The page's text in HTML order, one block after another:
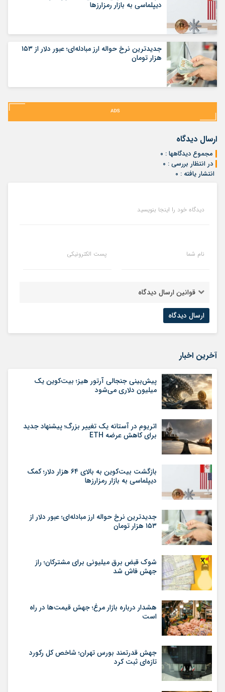
دیپلماسی به بازار رمزارزها
جدیدترین نرخ حواله ارز مبادله‌ای؛ عبور دلار از ۱۵۳
هزار تومان
ارسال دیدگاه
مجموع دیدگاهها : ۰
در انتظار بررسی : ۰
انتشار یافته : ۰
دیدگاه خود را اینجا بنویسید
نام شما پست الکترونیکی
قوانین ارسال دیدگاه
آخرین اخبار
پیش‌بینی جنجالی آرتور هیز؛ بیت‌کوین یک
میلیون دلاری می‌شود
اتریوم در آستانه یک تغییر بزرگ؛ پیشنهاد جدید
برای کاهش عرضه ETH
بازگشت بیت‌کوین به بالای ۶۴ هزار دلار؛ کمک
دیپلماسی به بازار رمزارزها
جدیدترین نرخ حواله ارز مبادله‌ای؛ عبور دلار از
۱۵۳ هزار تومان
شوک قبض برق میلیونی برای مشترکان؛ راز
جهش فاش شد
هشدار درباره بازار مرغ؛ جهش قیمت‌ها در راه
است
جهش قدرتمند بورس تهران؛ شاخص کل رکورد
تازه‌ای ثبت کرد